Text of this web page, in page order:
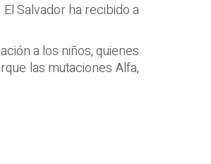
Salvador ha recibido a
a los niños, quienes
las mutaciones Alfa,